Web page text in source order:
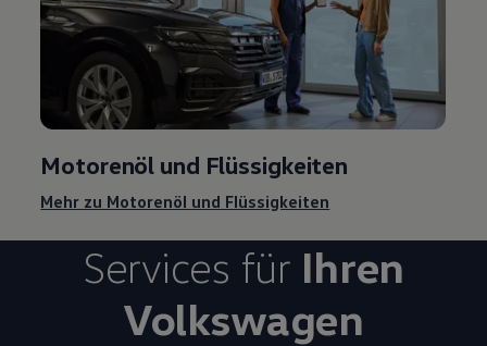
Motorenöl und Flüssigkeiten
Mehr zu Motorenöl und Flüssigkeiten
Services für Ihren
Volkswagen